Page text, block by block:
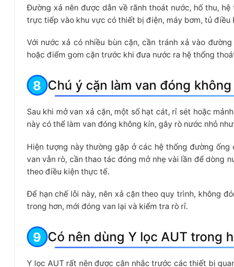
Đường xả nên được dẫn về rãnh thoát nước, hố thu,
trực tiếp vào khu vực có thiết bị điện, máy bơm, tủ điều
Với nước xả có nhiều bùn cặn, cần tránh xả vào
hoặc điểm gom cặn trước khi đưa nước ra hệ thống
Chú ý cặn làm van đóng
Sau khi mở van xả cặn, một số hạt cát, rỉ sét hoặc
này có thể làm van đóng không kín, gây rò nước nhỏ
Hiện tượng này thường gặp ở các hệ thống đường
van vẫn rò, cần thao tác đóng mở nhẹ vài lần để dòng
theo điều kiện thực tế.
Để hạn chế lỗi này, nên xả cặn theo quy trình, không
trong hơn, mới đóng van lại và kiểm tra rò rỉ.
Có nên dùng Y lọc AUT trong
Y lọc AUT rất nên được cân nhắc trước các thiết bị